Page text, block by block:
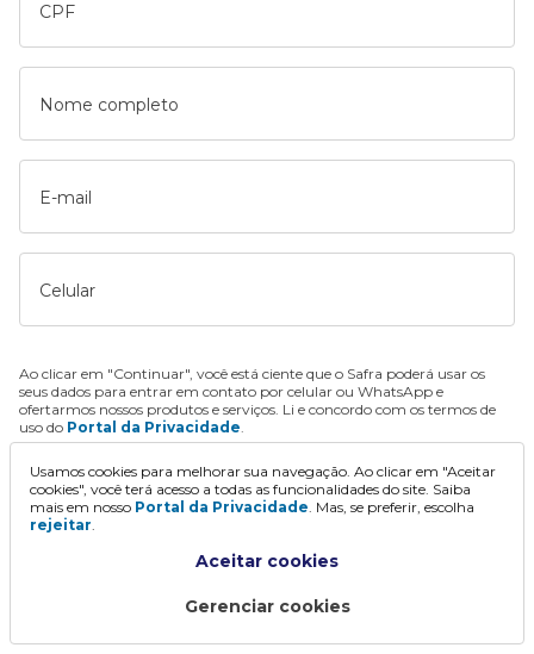
CPF
Nome completo
E-mail
Celular
Ao clicar em "Continuar", você está ciente que o Safra poderá usar os
seus dados para entrar em contato por celular ou WhatsApp e
ofertarmos nossos produtos e serviços. Li e concordo com os termos de
uso do Portal da Privacidade.
Continuar
Usamos cookies para melhorar sua navegação. Ao clicar em "Aceitar
cookies", você terá acesso a todas as funcionalidades do site. Saiba
mais em nosso Portal da Privacidade. Mas, se preferir, escolha
rejeitar.
Aceitar cookies
Gerenciar cookies